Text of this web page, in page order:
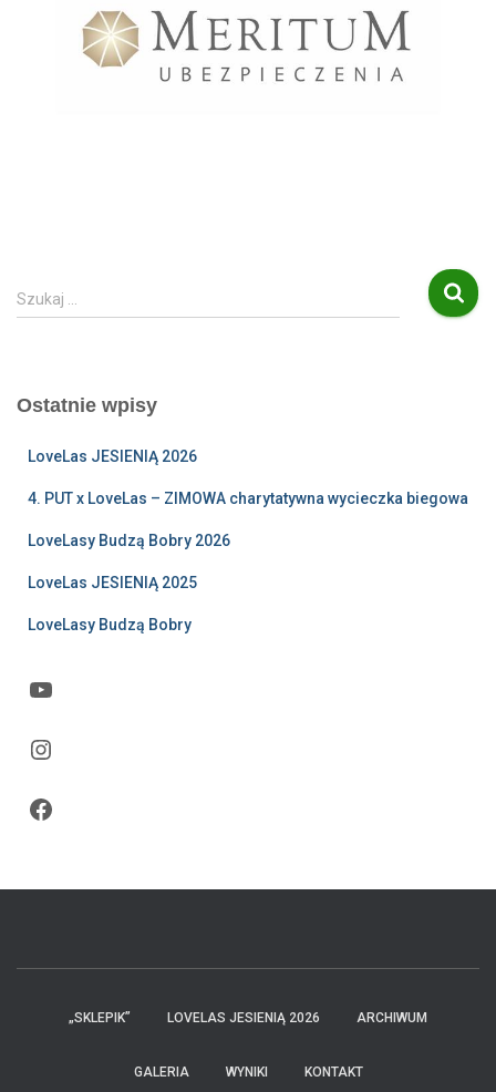
S
z
j
Szukaj …
Ostatnie wpisy
LoveLas JESIENIĄ 2026
4. PUT x LoveLas – ZIMOWA charytatywna wycieczka biegowa
LoveLasy Budzą Bobry 2026
LoveLas JESIENIĄ 2025
LoveLasy Budzą Bobry
YouTube
Instagram
Facebook
„SKLEPIK” LOVELAS JESIENIĄ 2026 ARCHIWUM
GALERIA WYNIKI KONTAKT